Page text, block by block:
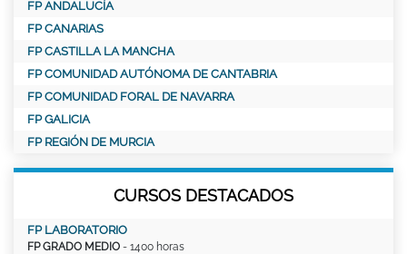
FP ANDALUCÍA
FP CANARIAS
FP CASTILLA LA MANCHA
FP COMUNIDAD AUTÓNOMA DE CANTABRIA
FP COMUNIDAD FORAL DE NAVARRA
FP GALICIA
FP REGIÓN DE MURCIA
CURSOS DESTACADOS
FP LABORATORIO
FP GRADO MEDIO - 1400 horas